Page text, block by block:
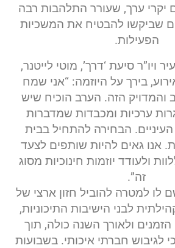
יקרי ערך, שעורר התלהבות רבה
שביקשו להבטיח את המשכיות
הפעילות.
סיעת ‘דרך’, מוטי לייטנר,
בירך על היוזמה: “אני שמח
והמדויק הזה. הערב הוכיח שיש
ערכיות ומכבדות שמדברות
הבחירה להתחיל בבית
אנו גאים להיות שותפים לצעד
ולעודד יוזמות חינוכיות מסוג
זה”.
לו למטרה להוביל חזון ארצי של
לבני הישיבות התיכוניות,
הזמנים ולאורך השנה כולה, תוך
לגיבוש חברתי איכותי. בשבועות